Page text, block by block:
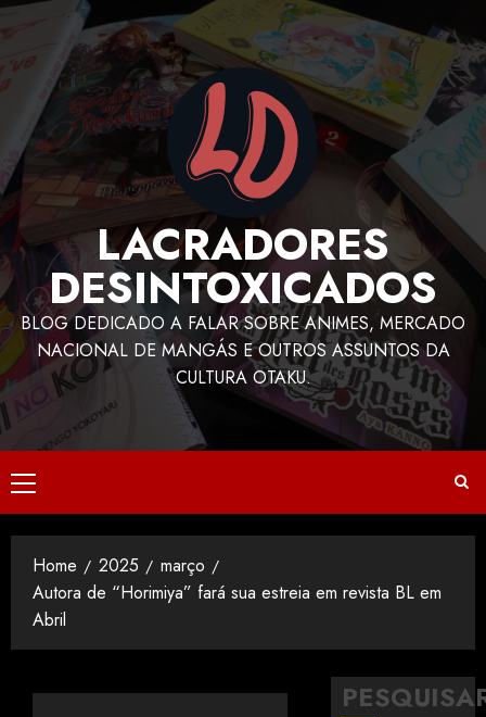
LACRADORES
DESINTOXICADOS
BLOG DEDICADO A FALAR SOBRE ANIMES, MERCADO
NACIONAL DE MANGÁS E OUTROS ASSUNTOS DA
CULTURA OTAKU.
Home 2025
março
Autora de “Horimiya” fará sua estreia em revista BL em
Abril